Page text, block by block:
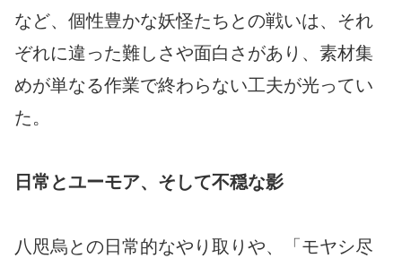
など、個性豊かな妖怪たちとの戦いは、それ
ぞれに違った難しさや面白さがあり、素材集
めが単なる作業で終わらない工夫が光ってい
た。
日常とユーモア、そして不穏な影
八咫烏との日常的なやり取りや、「モヤシ尽